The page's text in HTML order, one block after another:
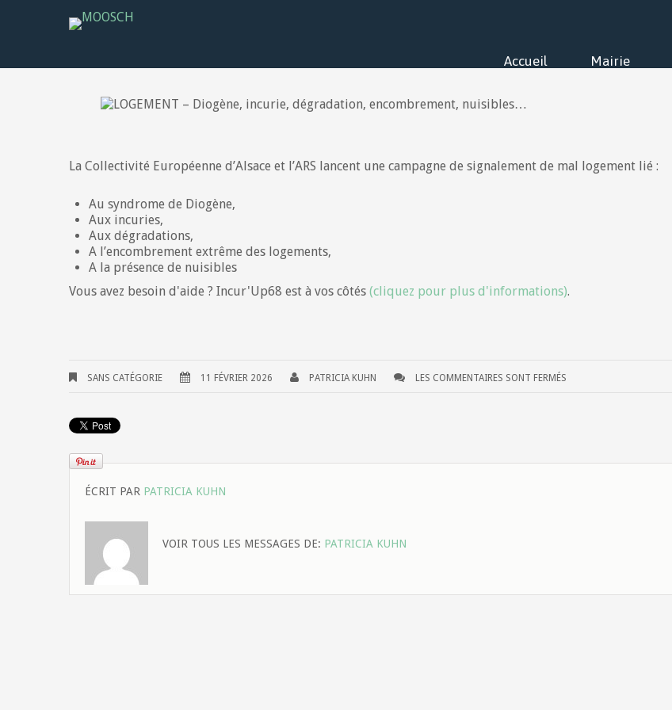
Accueil Mairie
La Collectivité Européenne d’Alsace et l’ARS lancent une campagne de signalement de mal logement lié :
Au syndrome de Diogène,
Aux incuries,
Aux dégradations,
A l’encombrement extrême des logements,
A la présence de nuisibles
Vous avez besoin d'aide ? Incur'Up68 est à vos côtés (cliquez pour plus d'informations).
SANS CATÉGORIE 11 FÉVRIER 2026 PATRICIA KUHN LES COMMENTAIRES SONT FERMÉS
ÉCRIT PAR PATRICIA KUHN
VOIR TOUS LES MESSAGES DE: PATRICIA KUHN